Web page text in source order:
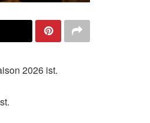
2026 ist.